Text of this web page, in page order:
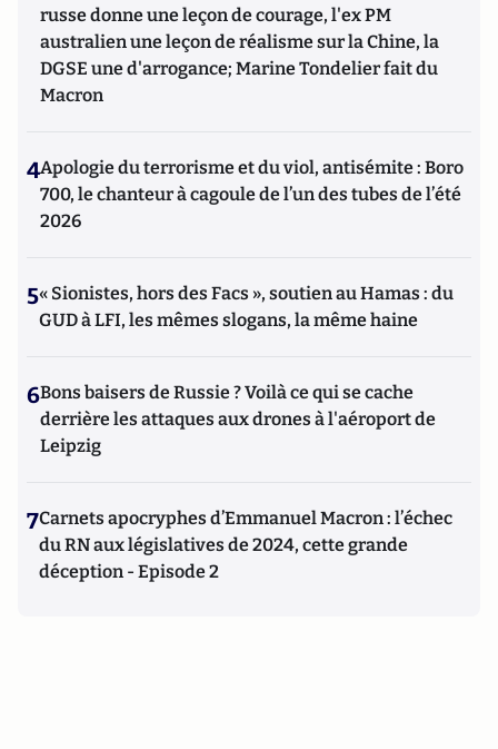
russe donne une leçon de courage, l'ex PM
australien une leçon de réalisme sur la Chine, la
DGSE une d'arrogance; Marine Tondelier fait du
Macron
4Apologie du terrorisme et du viol, antisémite : Boro
700, le chanteur à cagoule de l’un des tubes de l’été
2026
5« Sionistes, hors des Facs », soutien au Hamas : du
GUD à LFI, les mêmes slogans, la même haine
6Bons baisers de Russie ? Voilà ce qui se cache
derrière les attaques aux drones à l'aéroport de
Leipzig
7Carnets apocryphes d’Emmanuel Macron : l’échec
du RN aux législatives de 2024, cette grande
déception - Episode 2